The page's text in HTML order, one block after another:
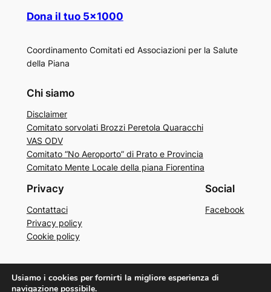
Dona il tuo 5×1000
Coordinamento Comitati ed Associazioni per la Salute
della Piana
Chi siamo
Disclaimer
Comitato sorvolati Brozzi Peretola Quaracchi
VAS ODV
Comitato “No Aeroporto” di Prato e Provincia
Comitato Mente Locale della piana Fiorentina
Privacy
Contattaci
Privacy policy
Cookie policy
Social
Facebook
Sviluppato daCTSDFF
Usiamo i cookies per fornirti la migliore esperienza di
navigazione possibile.